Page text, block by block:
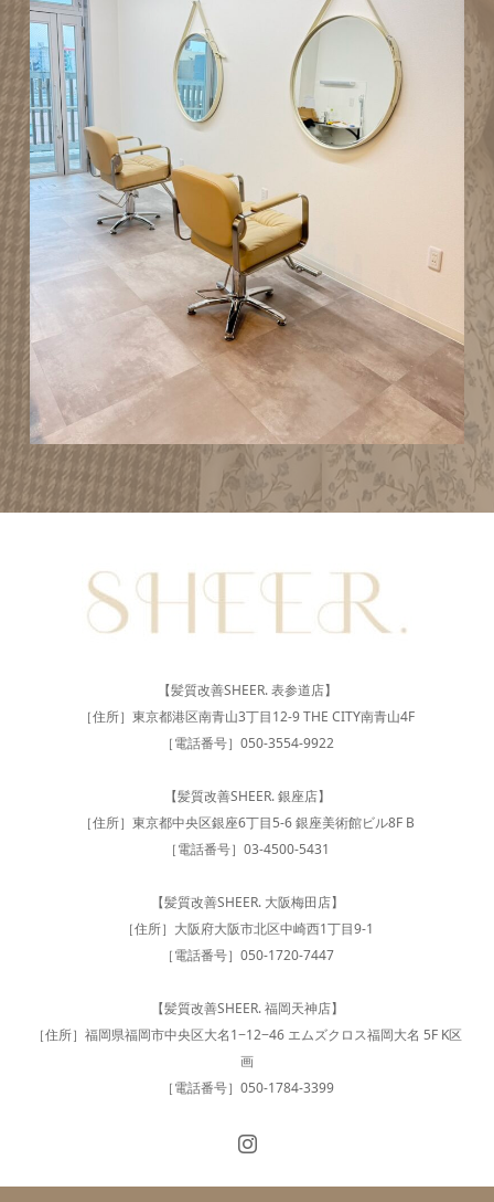
【髪質改善SHEER. 表参道店】
［住所］東京都港区南青山3丁目12-9 THE CITY南青山4F
［電話番号］050-3554-9922
【髪質改善SHEER. 銀座店】
［住所］東京都中央区銀座6丁目5-6 銀座美術館ビル8F B
［電話番号］03-4500-5431
【髪質改善SHEER. 大阪梅田店】
［住所］大阪府大阪市北区中崎西1丁目9-1
［電話番号］050-1720-7447
【髪質改善SHEER. 福岡天神店】
［住所］福岡県福岡市中央区大名1−12−46 エムズクロス福岡大名 5F K区
画
［電話番号］050-1784-3399